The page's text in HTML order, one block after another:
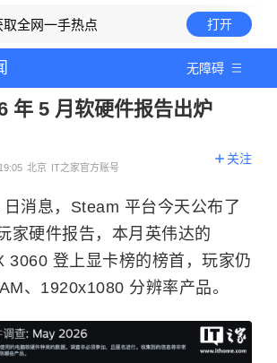
取全网一手热点 打开
无障碍
年 5 月软硬件报告出炉
北京 IT之家官方账号
关注
消息，Steam 平台今天公布了
家硬件报告，本月英伟达的
3060 登上显卡榜的榜首，玩家仍
、1920x1080 分辨率产品。